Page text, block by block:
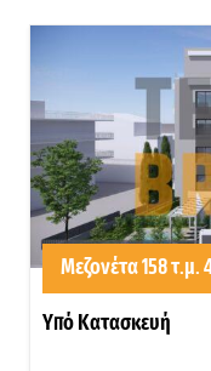
Μεζονέτα 158 τ.μ.
Υπό Κατασκευή